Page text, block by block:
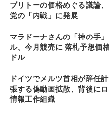
ブリトーの価格めぐる議論
党の「内戦」に発展
マラドーナさんの「神の手
ル、今月競売に 落札予想価
ドル
ドイツでメルツ首相が辞任
張する偽動画拡散、背後に
情報工作組織